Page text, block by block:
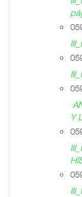
Y